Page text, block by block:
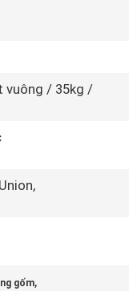
vuông / 35kg /
gốm,